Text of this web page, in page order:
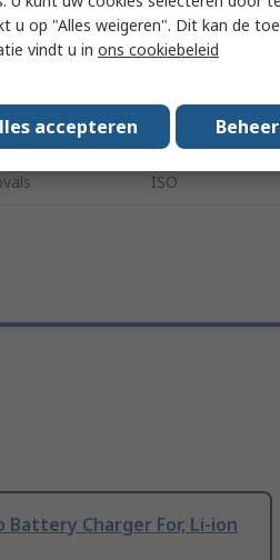
Evaluation Board
OVP Dual-Cell
ISO
Battery Charger For, Li-ion
u op "Alles weigeren". Dit kan de
vindt u in ons cookiebeleid
accepteren